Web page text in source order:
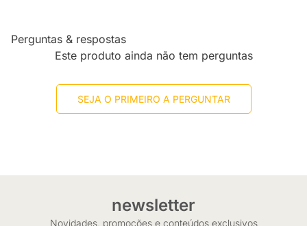
Perguntas & respostas
Este produto ainda não tem perguntas
SEJA O PRIMEIRO A PERGUNTAR
newsletter
Novidades, promoções e conteúdos exclusivos